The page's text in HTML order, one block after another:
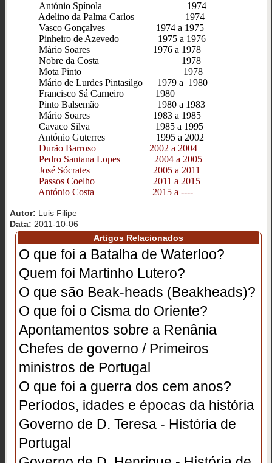
António Spínola 1974
Adelino da Palma Carlos 1974
Vasco Gonçalves 1974 a 1975
Pinheiro de Azevedo 1975 a 1976
Mário Soares 1976 a 1978
Nobre da Costa 1978
Mota Pinto 1978
Mário de Lurdes Pintasilgo 1979 a 1980
Francisco Sá Carneiro 1980
Pinto Balsemão 1980 a 1983
Mário Soares 1983 a 1985
Cavaco Silva 1985 a 1995
António Guterres 1995 a 2002
Durão Barroso
2002 a 2004
Pedro Santana Lopes 2004 a 2005
José Sócrates 2005 a 2011
Passos Coelho 2011 a 2015
António Costa 2015 a ----
Autor: Luis Filipe
Data: 2011-10-06
Artigos Relacionados
O que foi a Batalha de Waterloo?
Quem foi Martinho Lutero?
O que são Beak-heads (Beakheads)?
O que foi o Cisma do Oriente?
Apontamentos sobre a Renânia
Chefes de governo / Primeiros
ministros de Portugal
O que foi a guerra dos cem anos?
Períodos, idades e épocas da história
Governo de D. Teresa - História de
Portugal